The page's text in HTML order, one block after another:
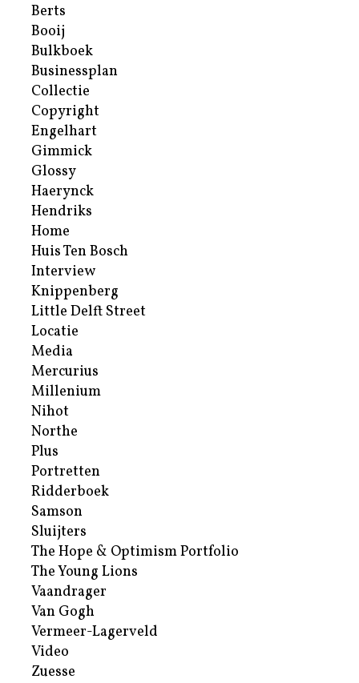
Berts
Booij
Bulkboek
Businessplan
Collectie
Copyright
Engelhart
Gimmick
Glossy
Haerynck
Hendriks
Home
Huis Ten Bosch
Interview
Knippenberg
Little Delft Street
Locatie
Media
Mercurius
Millenium
Nihot
Northe
Plus
Portretten
Ridderboek
Samson
Sluijters
The Hope & Optimism Portfolio
The Young Lions
Vaandrager
Van Gogh
Vermeer-Lagerveld
Video
Zuesse